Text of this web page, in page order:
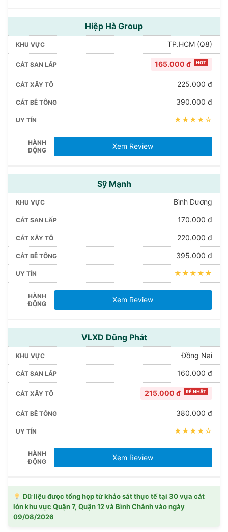
Hiệp Hà Group
TP.HCM (Q8)
165.000 đ HOT
225.000 đ
390.000 đ
★★★★☆
Xem Review
Sỹ Mạnh
Bình Dương
170.000 đ
220.000 đ
395.000 đ
★★★★★
Xem Review
VLXD Dũng Phát
Đồng Nai
160.000 đ
215.000 đ RẺ NHẤT
380.000 đ
★★★★☆
Xem Review
Dữ liệu được tổng hợp từ khảo sát thực tế tại 30 vựa cát
lớn khu vực Quận 7, Quận 12 và Bình Chánh vào ngày
09/08/2026